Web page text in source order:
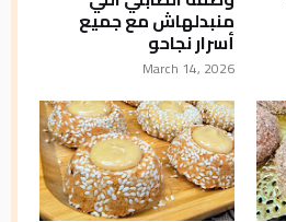
منبدلهاش مع جميع
أسرار نجاحو
March 14, 2026